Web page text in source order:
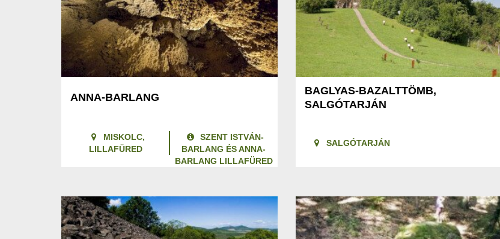
ANNA-BARLANG
MISKOLC,
LILLAFÜRED
SZENT ISTVÁN-
BARLANG ÉS ANNA-
BARLANG LILLAFÜRED
BAGLYAS-BAZALTTÖMB,
SALGÓTARJÁN
SALGÓTARJÁN